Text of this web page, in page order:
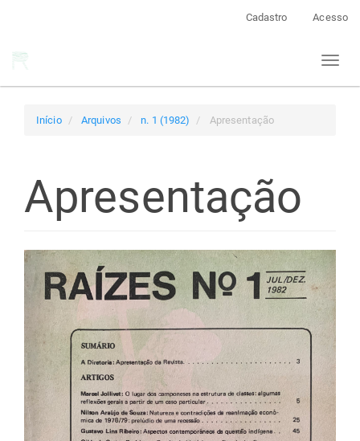
Cadastro Acesso
Toggle
Início Arquivos n. 1 (1982) Apresentação
Apresentação
Barra
lateral
de
artigos